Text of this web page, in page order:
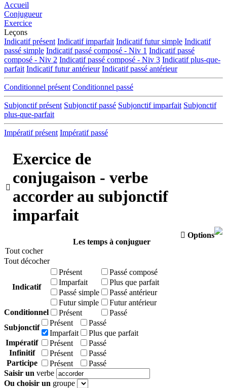
Accueil
Conjugueur
Exercice
Leçons
Indicatif présent Indicatif imparfait Indicatif futur simple Indicatif
passé simple Indicatif passé composé - Niv 1 Indicatif passé
composé - Niv 2 Indicatif passé composé - Niv 3 Indicatif plus-que-
parfait Indicatif futur antérieur Indicatif passé antérieur
Conditionnel présent Conditionnel passé
Subjonctif présent Subjonctif passé Subjonctif imparfait Subjonctif
plus-que-parfait
Impératif présent Impératif passé

Exercice de
conjugaison - verbe
accorder au subjonctif
imparfait
 Options
Les temps à conjuguer
Tout cocher
Tout décocher
Indicatif
Présent
Passé composé
Imparfait
Plus que parfait
Passé simple
Passé antérieur
Futur simple
Futur antérieur
Conditionnel
Présent
Passé
Subjonctif
Présent
Passé
Imparfait
Plus que parfait
Impératif
Présent
Passé
Infinitif
Présent
Passé
Participe
Présent
Passé
Saisir un verbe
Ou choisir un groupe